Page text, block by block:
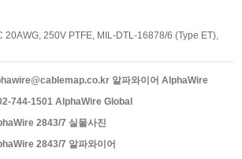
20AWG, 250V PTFE, MIL-DTL-16878/6 (Type ET),
알파와이어 AlphaWire
744-1501 AlphaWire Global
2843/7 실물사진
2843/7 알파와이어